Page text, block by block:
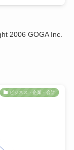
2006 GOGA Inc.
ビジネス・企業・会計